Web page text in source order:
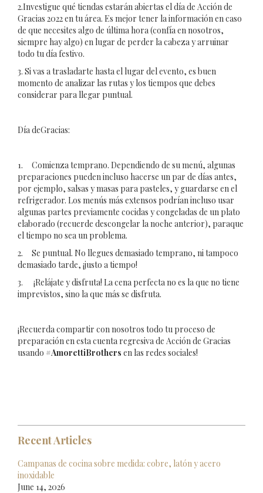
2.Investigue qué tiendas estarán abiertas el día de Acción de
Gracias 2022 en tu área. Es mejor tener la información en caso
de que necesites algo de última hora (confía en nosotros,
siempre hay algo) en lugar de perder la cabeza y arruinar
todo tu día festivo.
3. Si vas a trasladarte hasta el lugar del evento, es buen
momento de analizar las rutas y los tiempos que debes
considerar para llegar puntual.
Día deGracias:
1. Comienza temprano. Dependiendo de su menú, algunas
preparaciones pueden incluso hacerse un par de días antes,
por ejemplo, salsas y masas para pasteles, y guardarse en el
refrigerador. Los menús más extensos podrían incluso usar
algunas partes previamente cocidas y congeladas de un plato
elaborado (recuerde descongelar la noche anterior), paraque
el tiempo no sea un problema.
2. Se puntual. No llegues demasiado temprano, ni tampoco
demasiado tarde, ¡justo a tiempo!
3. ¡Relájate y disfruta! La cena perfecta no es la que no tiene
imprevistos, sino la que más se disfruta.
¡Recuerda compartir con nosotros todo tu proceso de
preparación en esta cuenta regresiva de Acción de Gracias
usando #AmorettiBrothers en las redes sociales!
Recent Articles
Campanas de cocina sobre medida: cobre, latón y acero
inoxidable
June 14, 2026